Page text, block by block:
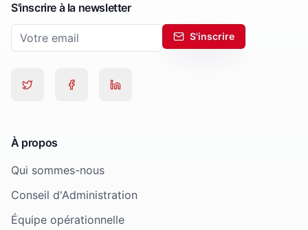
S'inscrire à la newsletter
S'inscrire
À propos
Qui sommes-nous
Conseil d'Administration
Équipe opérationnelle